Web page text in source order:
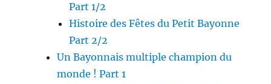
Part 1/2
Histoire des Fêtes du Petit Bayonne
Part 2/2
Un Bayonnais multiple champion du
monde ! Part 1